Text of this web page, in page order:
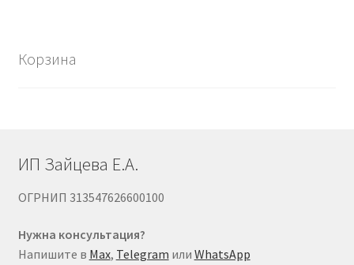
Корзина
ИП Зайцева Е.А.
ОГРНИП 313547626600100
Нужна консультация?
Напишите в Max, Telegram или WhatsApp